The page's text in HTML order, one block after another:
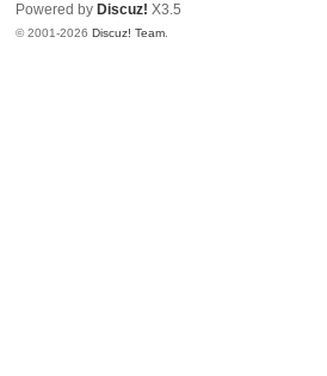
Powered by Discuz! X3.5
© 2001-2026Discuz! Team